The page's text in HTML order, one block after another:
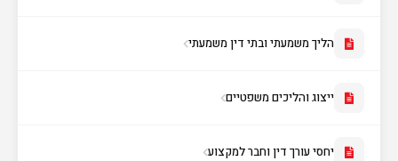
הליך משמעתי ובתי דין משמעתי
ייצוג והליכים משפטיים
יחסי עורך דין וחבר למקצוע